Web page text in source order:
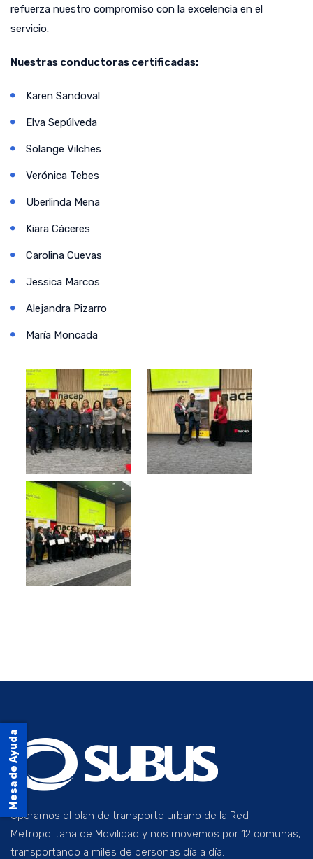
refuerza nuestro compromiso con la excelencia en el
servicio.
Nuestras conductoras certificadas:
Karen Sandoval
Elva Sepúlveda
Solange Vilches
Verónica Tebes
Uberlinda Mena
Kiara Cáceres
Carolina Cuevas
Jessica Marcos
Alejandra Pizarro
María Moncada
Operamos el plan de transporte urbano de la Red
Metropolitana de Movilidad y nos movemos por 12 comunas,
transportando a miles de personas día a día.
Mesa de Ayuda